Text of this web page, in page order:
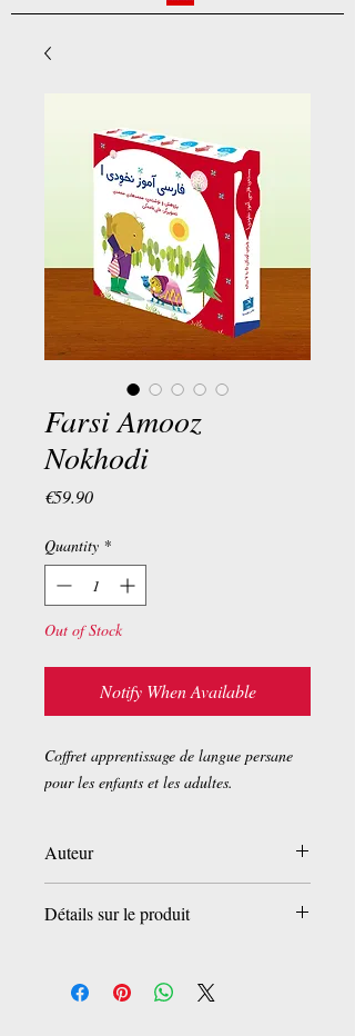
Farsi Amooz
Nokhodi
€59.90Price
Quantity *
Out of Stock
Notify When Available
Coffret apprentissage de langue persane
pour les enfants et les adultes.
Auteur
Détails sur le produit
Editeur:
Moassesse Pajuhesh Tarikh
Adabyat Koodak (2012)